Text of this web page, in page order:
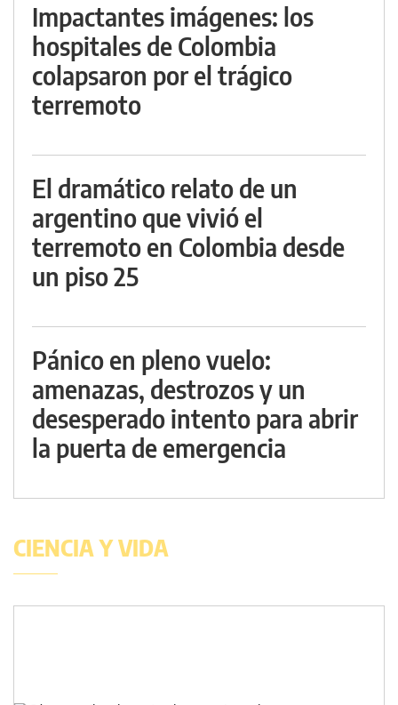
Impactantes imágenes: los
hospitales de Colombia
colapsaron por el trágico
terremoto
El dramático relato de un
argentino que vivió el
terremoto en Colombia desde
un piso 25
Pánico en pleno vuelo:
amenazas, destrozos y un
desesperado intento para abrir
la puerta de emergencia
CIENCIA Y VIDA